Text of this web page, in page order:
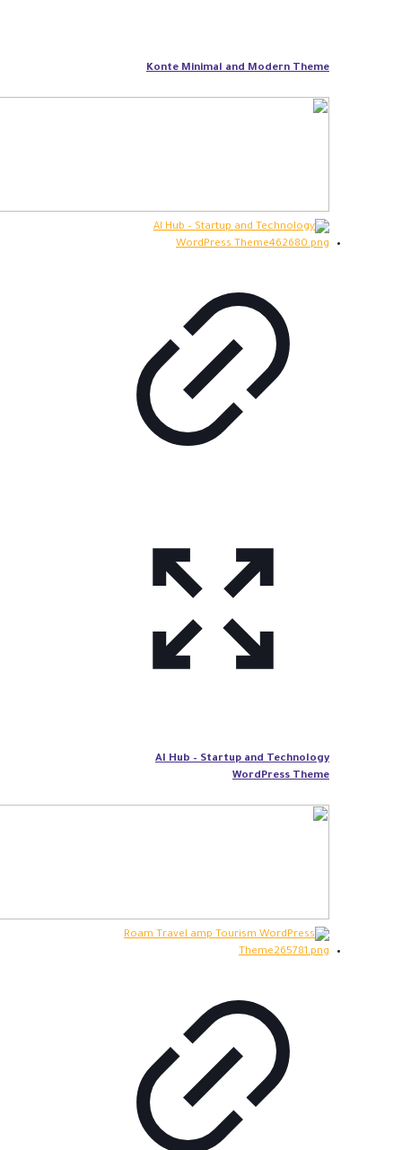
Konte Minimal and Modern Theme
AI Hub – Startup and Technology
WordPress Theme